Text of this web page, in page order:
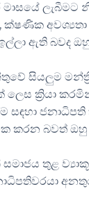
මාසයේ
ක්ෂණික
ඇති බවද
සියලුම
ලෙස ක්‍රියා
කරන බවත් ඔහු
තුළ